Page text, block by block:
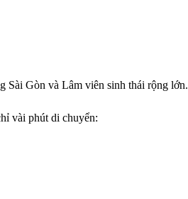
Sài Gòn và Lâm viên sinh thái rộng lớn.
vài phút di chuyển: